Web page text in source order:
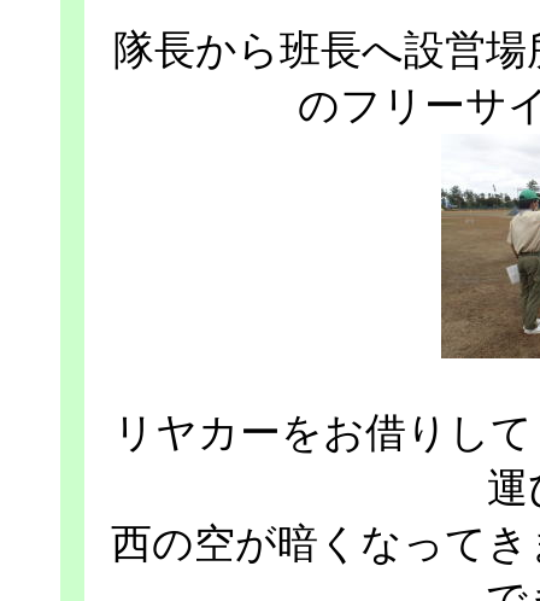
隊長から班長へ設営
のフリーサ
リヤカーをお借りし
運
西の空が暗くなって